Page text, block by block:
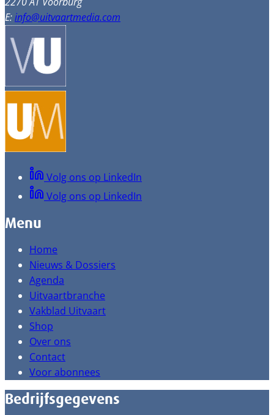
E:info@uitvaartmedia.com
Volg ons op LinkedIn
Volg ons op LinkedIn
Menu
Home
Nieuws & Dossiers
Agenda
Uitvaartbranche
Vakblad Uitvaart
Shop
Over ons
Contact
Voor abonnees
Bedrijfsgegevens